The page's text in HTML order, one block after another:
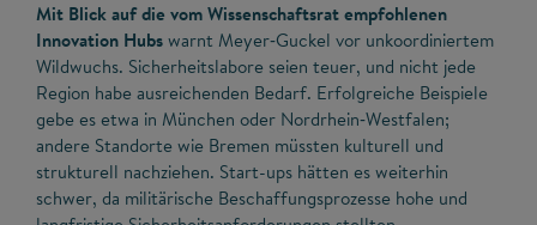
Mit Blick auf die vom Wissenschaftsrat empfohlenen
Innovation Hubswarnt Meyer‑Guckel vor unkoordiniertem
Wildwuchs. Sicherheitslabore seien teuer, und nicht jede
Region habe ausreichenden Bedarf. Erfolgreiche Beispiele
gebe es etwa in München oder Nordrhein‑Westfalen;
andere Standorte wie Bremen müssten kulturell und
strukturell nachziehen. Start-ups hätten es weiterhin
schwer, da militärische Beschaffungsprozesse hohe und